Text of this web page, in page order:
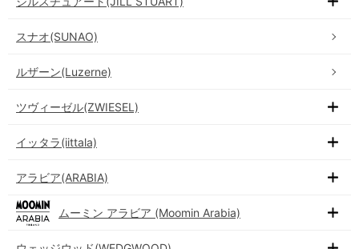
スナオ(SUNAO)
ルザーン(Luzerne)
ツヴィーゼル(ZWIESEL)
イッタラ(iittala)
アラビア(ARABIA)
ムーミン アラビア (Moomin Arabia)